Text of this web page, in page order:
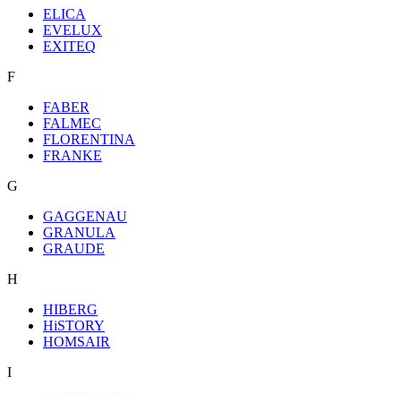
ELICA
EVELUX
EXITEQ
F
FABER
FALMEC
FLORENTINA
FRANKE
G
GAGGENAU
GRANULA
GRAUDE
H
HIBERG
HiSTORY
HOMSAIR
I